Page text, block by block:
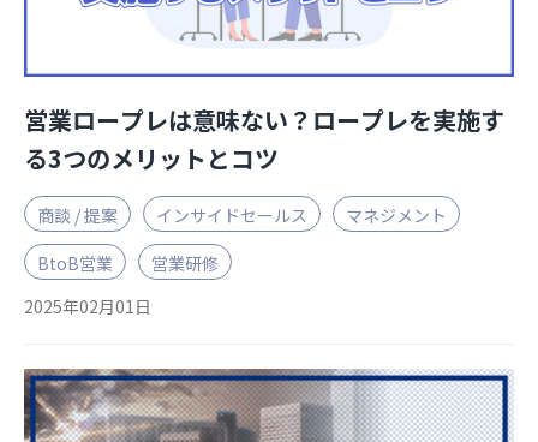
営業ロープレは意味ない？ロープレを実施す
る3つのメリットとコツ
商談 / 提案 インサイドセールス
マネジメント
BtoB営業
営業研修
2025年02月01日